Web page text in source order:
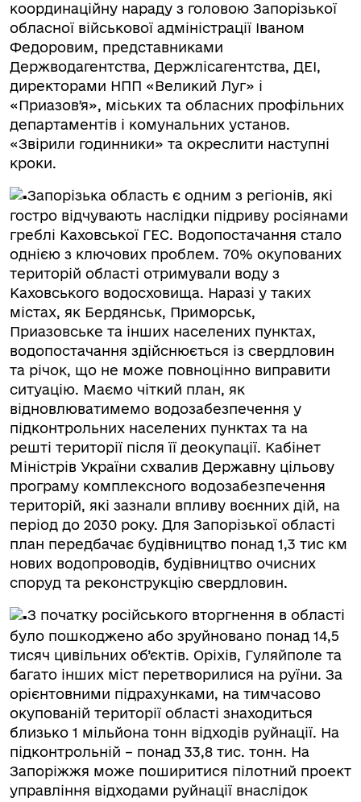
координаційну нараду з головою Запорізької
обласної військової адміністрації Іваном
Федоровим, представниками
Держводагентства, Держлісагентства, ДЕІ,
директорами НПП «Великий Луг» і
«Приазовʼя», міських та обласних профільних
департаментів і комунальних установ.
«Звірили годинники» та окреслити наступні
кроки.
Запорізька область є одним з регіонів, які
гостро відчувають наслідки підриву росіянами
греблі Каховської ГЕС. Водопостачання стало
однією з ключових проблем. 70% окупованих
територій області отримували воду з
Каховського водосховища. Наразі у таких
містах, як Бердянськ, Приморськ,
Приазовське та інших населених пунктах,
водопостачання здійснюється із свердловин
та річок, що не може повноцінно виправити
ситуацію. Маємо чіткий план, як
відновлюватимемо водозабезпечення у
підконтрольних населених пунктах та на
решті території після її деокупації. Кабінет
Міністрів України схвалив Державну цільову
програму комплексного водозабезпечення
територій, які зазнали впливу воєнних дій, на
період до 2030 року. Для Запорізької області
план передбачає будівництво понад 1,3 тис км
нових водопроводів, будівництво очисних
споруд та реконструкцію свердловин.
З початку російського вторгнення в області
було пошкоджено або зруйновано понад 14,5
тисяч цивільних об’єктів. Оріхів, Гуляйполе та
багато інших міст перетворилися на руїни. За
орієнтовними підрахунками, на тимчасово
окупованій території області знаходиться
близько 1 мільйона тонн відходів руйнації. На
підконтрольній – понад 33,8 тис. тонн. На
Запоріжжя може поширитися пілотний проект
управління відходами руйнації внаслідок